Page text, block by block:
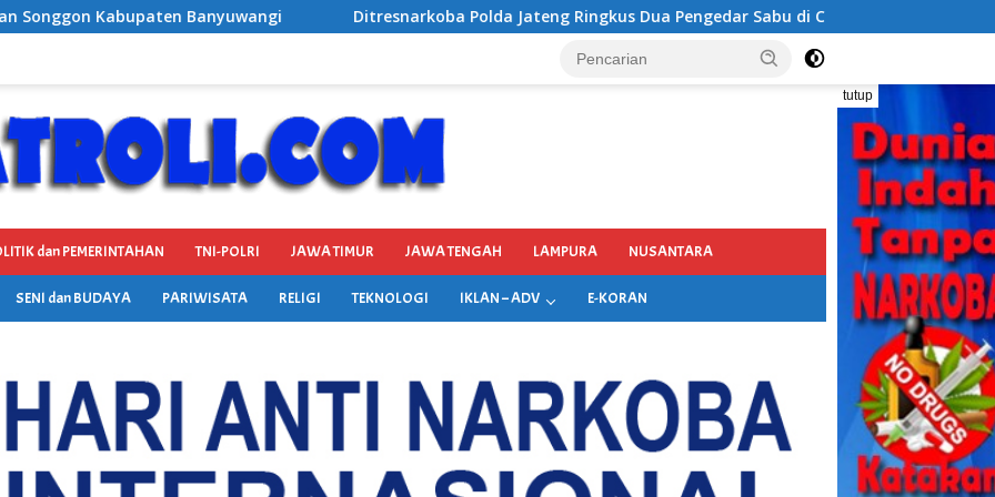
Ditresnarkoba Polda Jateng Ringkus Dua Pengedar Sabu di Colomadu, 23 Paket Narkotika Berhasil Disita
tutup
dan PEMERINTAHAN TNI-POLRI JAWA TIMUR JAWA TENGAH LAMPURA NUSANTARA
SENI dan BUDAYA PARIWISATA RELIGI TEKNOLOGI IKLAN – ADV E-KORAN